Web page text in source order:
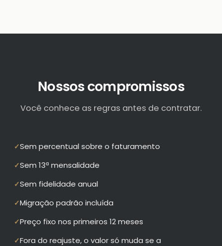
Nossos compromissos
Você conhece as regras antes de contratar.
✓Sem percentual sobre o faturamento
✓Sem 13ª mensalidade
✓Sem fidelidade anual
✓Migração padrão incluída
✓Preço fixo nos primeiros 12 meses
✓Fora do reajuste, o valor só muda se a